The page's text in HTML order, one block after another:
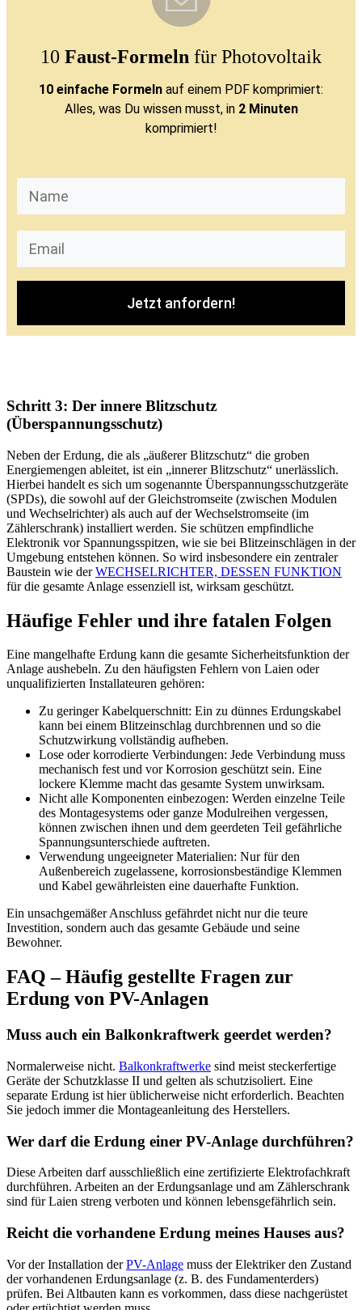
10 Faust-Formeln für Photovoltaik
10 einfache Formeln auf einem PDF komprimiert:
Alles, was Du wissen musst, in 2 Minuten
komprimiert!
Jetzt anfordern!
Schritt 3: Der innere Blitzschutz
(Überspannungsschutz)
Neben der Erdung, die als „äußerer Blitzschutz“ die groben
Energiemengen ableitet, ist ein „innerer Blitzschutz“ unerlässlich.
Hierbei handelt es sich um sogenannte Überspannungsschutzgeräte
(SPDs), die sowohl auf der Gleichstromseite (zwischen Modulen
und Wechselrichter) als auch auf der Wechselstromseite (im
Zählerschrank) installiert werden. Sie schützen empfindliche
Elektronik vor Spannungsspitzen, wie sie bei Blitzeinschlägen in der
Umgebung entstehen können. So wird insbesondere ein zentraler
Baustein wie derWECHSELRICHTER, DESSEN FUNKTION
für die gesamte Anlage essenziell ist, wirksam geschützt.
Häufige Fehler und ihre fatalen Folgen
Eine mangelhafte Erdung kann die gesamte Sicherheitsfunktion der
Anlage aushebeln. Zu den häufigsten Fehlern von Laien oder
unqualifizierten Installateuren gehören:
Zu geringer Kabelquerschnitt: Ein zu dünnes Erdungskabel
kann bei einem Blitzeinschlag durchbrennen und so die
Schutzwirkung vollständig aufheben.
Lose oder korrodierte Verbindungen: Jede Verbindung muss
mechanisch fest und vor Korrosion geschützt sein. Eine
lockere Klemme macht das gesamte System unwirksam.
Nicht alle Komponenten einbezogen: Werden einzelne Teile
des Montagesystems oder ganze Modulreihen vergessen,
können zwischen ihnen und dem geerdeten Teil gefährliche
Spannungsunterschiede auftreten.
Verwendung ungeeigneter Materialien: Nur für den
Außenbereich zugelassene, korrosionsbeständige Klemmen
und Kabel gewährleisten eine dauerhafte Funktion.
Ein unsachgemäßer Anschluss gefährdet nicht nur die teure
Investition, sondern auch das gesamte Gebäude und seine
Bewohner.
FAQ – Häufig gestellte Fragen zur
Erdung von PV-Anlagen
Muss auch ein Balkonkraftwerk geerdet werden?
Normalerweise nicht. Balkonkraftwerke sind meist steckerfertige
Geräte der Schutzklasse II und gelten als schutzisoliert. Eine
separate Erdung ist hier üblicherweise nicht erforderlich. Beachten
Sie jedoch immer die Montageanleitung des Herstellers.
Wer darf die Erdung einer PV-Anlage durchführen?
Diese Arbeiten darf ausschließlich eine zertifizierte Elektrofachkraft
durchführen. Arbeiten an der Erdungsanlage und am Zählerschrank
sind für Laien streng verboten und können lebensgefährlich sein.
Reicht die vorhandene Erdung meines Hauses aus?
Vor der Installation derPV-Anlage muss der Elektriker den Zustand
der vorhandenen Erdungsanlage (z. B. des Fundamenterders)
prüfen. Bei Altbauten kann es vorkommen, dass diese nachgerüstet